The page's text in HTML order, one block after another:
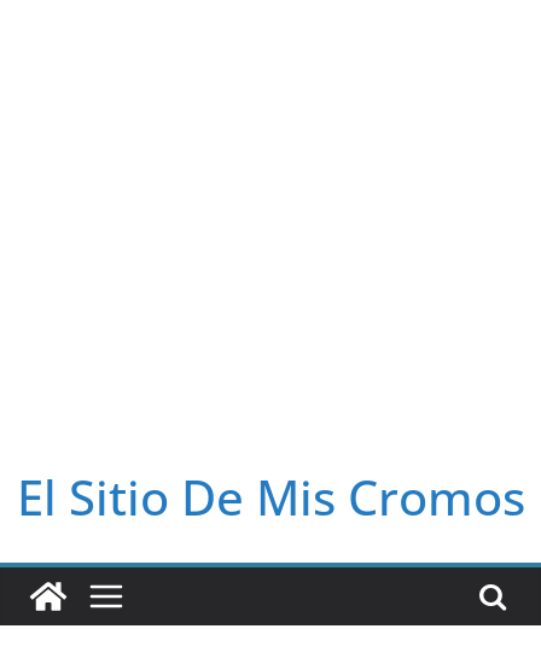
El Sitio De Mis Cromos